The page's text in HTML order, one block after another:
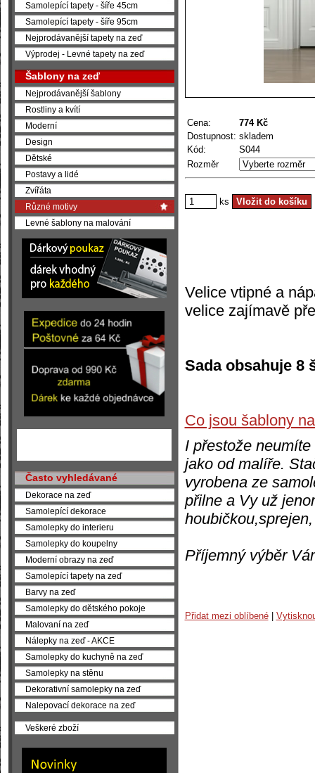
Cena:
774 Kč
Dostupnost: skladem
Kód:
S044
Rozměr
ks
Velice vtipné a
velice zajímavě
Sada obsahuje 8
Co jsou šablony
I přestože
jako od malíře.
vyrobena ze
přilne a Vy už
Příjemný výběr
Přidat mezi oblíbené|
Samolepící tapety - šíře 45cm
Samolepící tapety - šíře 95cm
Nejprodávanější tapety na zeď
Výprodej - Levné tapety na zeď
Šablony na zeď
Nejprodávanější šablony
Rostliny a kvítí
Moderní
Design
Dětské
Postavy a lidé
Zvířáta
Různé motivy
Levné šablony na malování
Často vyhledávané
Dekorace na zeď
Samolepící dekorace
Samolepky do interieru
Samolepky do koupelny
Moderní obrazy na zeď
Samolepící tapety na zeď
Barvy na zeď
Samolepky do dětského pokoje
Malovaní na zeď
Nálepky na zeď - AKCE
Samolepky do kuchyně na zeď
Samolepky na stěnu
Dekorativní samolepky na zeď
Nalepovací dekorace na zeď
Veškeré zboží